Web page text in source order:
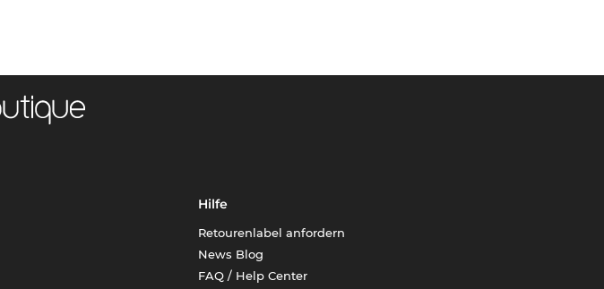
Hilfe
Retourenlabel anfordern
News Blog
FAQ / Help Center